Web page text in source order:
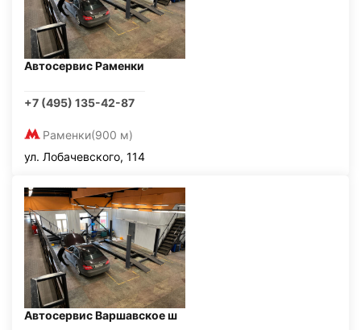
Автосервис Раменки
+7 (495) 135-42-87
Раменки(900 м)
ул. Лобачевского, 114
Автосервис Варшавское ш